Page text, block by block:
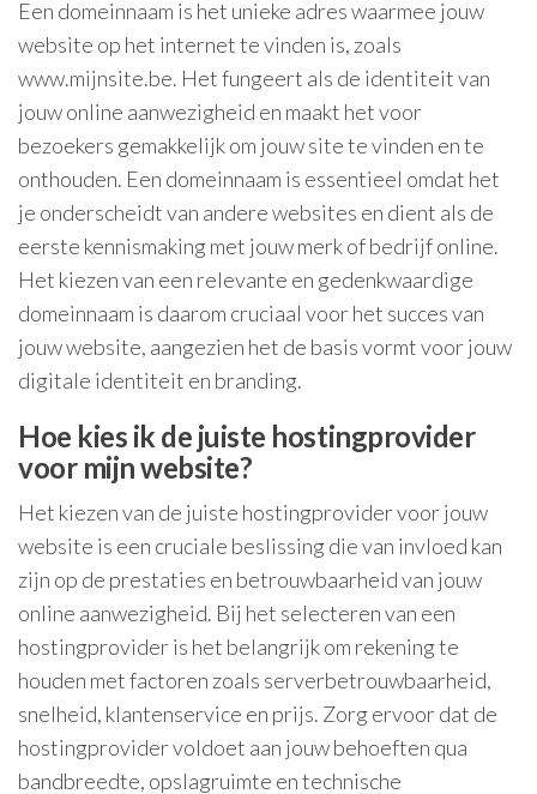
Een domeinnaam is het unieke adres waarmee jouw
website op het internet te vinden is, zoals
www.mijnsite.be. Het fungeert als de identiteit van
jouw online aanwezigheid en maakt het voor
bezoekers gemakkelijk om jouw site te vinden en te
onthouden. Een domeinnaam is essentieel omdat het
je onderscheidt van andere websites en dient als de
eerste kennismaking met jouw merk of bedrijf online.
Het kiezen van een relevante en gedenkwaardige
domeinnaam is daarom cruciaal voor het succes van
jouw website, aangezien het de basis vormt voor jouw
digitale identiteit en branding.
Hoe kies ik de juiste hostingprovider
voor mijn website?
Het kiezen van de juiste hostingprovider voor jouw
website is een cruciale beslissing die van invloed kan
zijn op de prestaties en betrouwbaarheid van jouw
online aanwezigheid. Bij het selecteren van een
hostingprovider is het belangrijk om rekening te
houden met factoren zoals serverbetrouwbaarheid,
snelheid, klantenservice en prijs. Zorg ervoor dat de
hostingprovider voldoet aan jouw behoeften qua
bandbreedte, opslagruimte en technische